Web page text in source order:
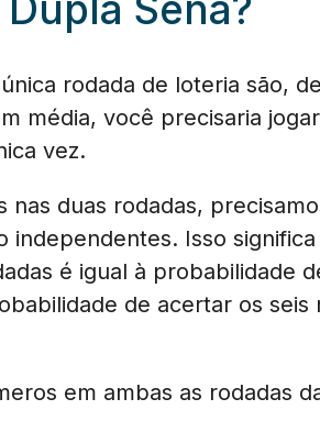
rodada de loteria são,
média, você precisaria
vez.
duas rodadas,
independentes. Isso
é igual à probabilidade
de acertar os seis
em ambas as rodadas